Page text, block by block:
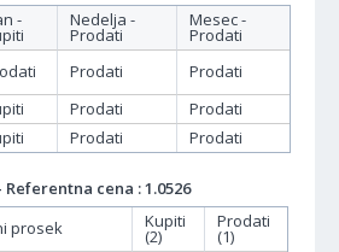
- Nedelja -
Prodati
Mesec -
Prodati
Prodati
Prodati
Prodati
Prodati
Prodati Prodati
Referentna cena : 1.0526
prosek Kupiti
(2)
Prodati
(1)